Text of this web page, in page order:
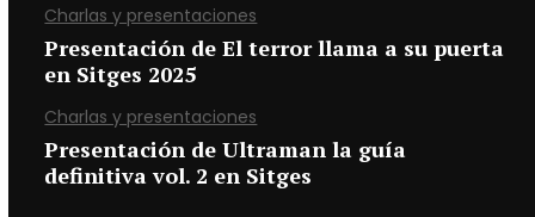
Charlas y presentaciones
Presentación de El terror llama a su puerta
en Sitges 2025
Charlas y presentaciones
Presentación de Ultraman la guía
definitiva vol. 2 en Sitges